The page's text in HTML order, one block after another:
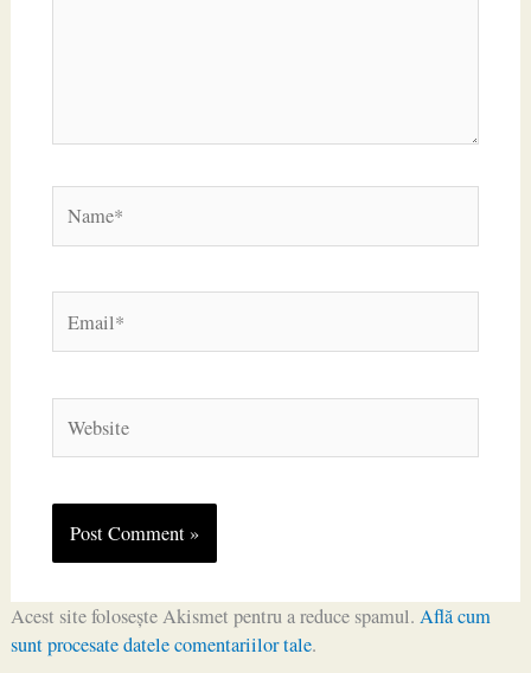
Acest site folosește Akismet pentru a reduce spamul. Află cum
sunt procesate datele comentariilor tale.